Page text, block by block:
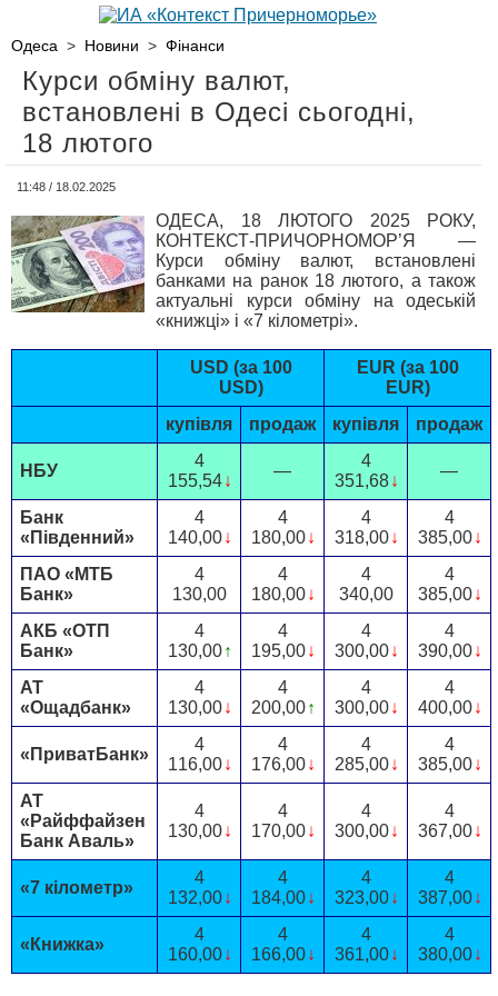
Одеса > Новини > Фінанси
Курси обміну валют,
встановлені в Одесі сьогодні,
18 лютого
11:48 / 18.02.2025
ОДЕСА, 18 ЛЮТОГО 2025 РОКУ,
КОНТЕКСТ-ПРИЧОРНОМОР’Я —
Курси обміну валют, встановлені
банками на ранок 18 лютого, а також
актуальні курси обміну на одеській
«книжці» і «7 кілометрі».
USD (за 100
USD)
EUR (за 100
EUR)
купівля
продаж купівля продаж
НБУ
4
155,54 ↓
—
4
351,68 ↓
—
Банк
«Південний»
4
140,00 ↓
4
180,00 ↓
4
318,00 ↓
4
385,00 ↓
ПАО «МТБ
Банк»
4
130,00
4
180,00 ↓
4
340,00
4
385,00 ↓
АКБ «ОТП
Банк»
4
130,00 ↑
4
195,00 ↓
4
300,00 ↓
4
390,00 ↓
АТ
«Ощадбанк»
4
130,00 ↓
4
200,00 ↑
4
300,00 ↓
4
400,00 ↓
«ПриватБанк»
4
116,00 ↓
4
176,00 ↓
4
285,00 ↓
4
385,00 ↓
АТ
«Райффайзен
Банк Аваль»
4
130,00 ↓
4
170,00 ↓
4
300,00 ↓
4
367,00 ↓
«7 кілометр»
4
132,00 ↓
4
184,00 ↓
4
323,00 ↓
4
387,00 ↓
«Книжка»
4
160,00 ↓
4
166,00 ↓
4
361,00 ↓
4
380,00 ↓